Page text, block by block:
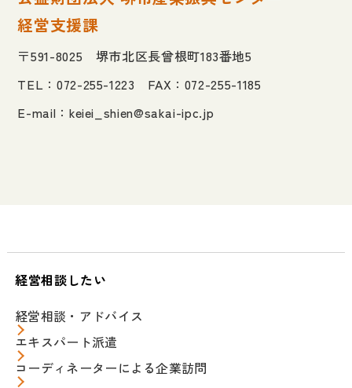
経営支援課
〒591-8025 堺市北区長曾根町183番地5
TEL：072-255-1223 FAX：072-255-1185
E-mail： keiei_shien@sakai-ipc.jp
経営相談したい
経営相談・アドバイス
エキスパート派遣
コーディネーターによる企業訪問